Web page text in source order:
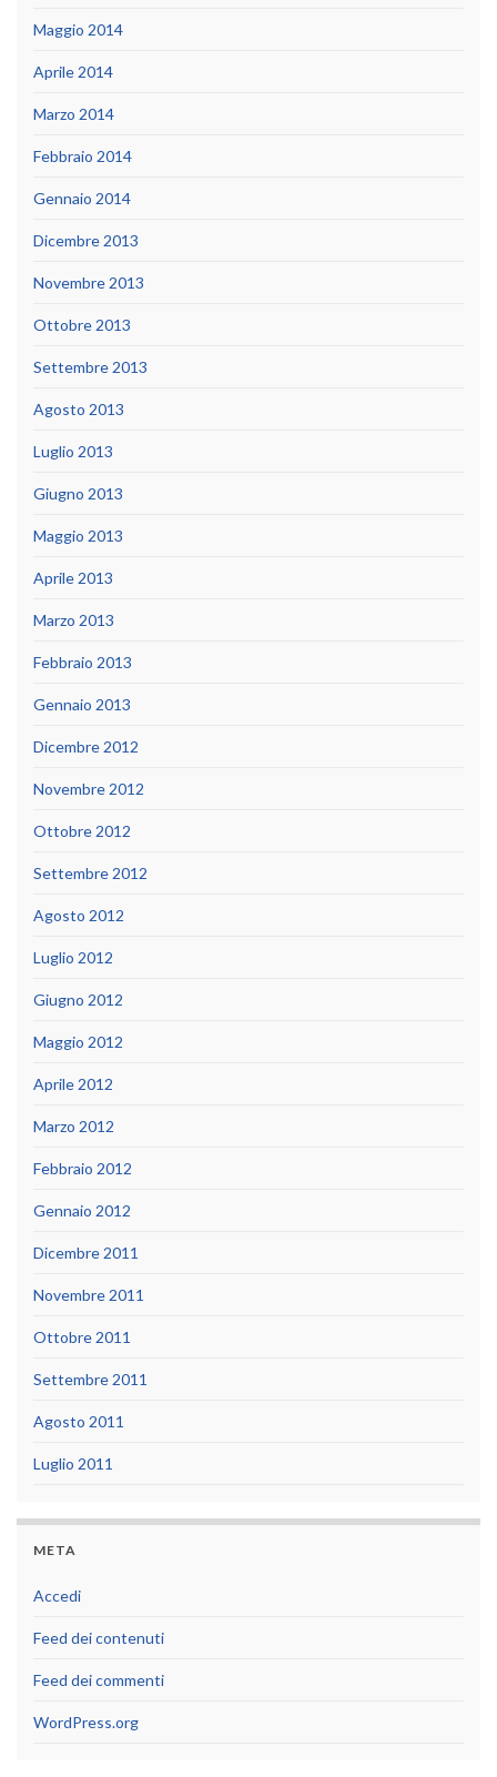
Maggio 2014
Aprile 2014
Marzo 2014
Febbraio 2014
Gennaio 2014
Dicembre 2013
Novembre 2013
Ottobre 2013
Settembre 2013
Agosto 2013
Luglio 2013
Giugno 2013
Maggio 2013
Aprile 2013
Marzo 2013
Febbraio 2013
Gennaio 2013
Dicembre 2012
Novembre 2012
Ottobre 2012
Settembre 2012
Agosto 2012
Luglio 2012
Giugno 2012
Maggio 2012
Aprile 2012
Marzo 2012
Febbraio 2012
Gennaio 2012
Dicembre 2011
Novembre 2011
Ottobre 2011
Settembre 2011
Agosto 2011
Luglio 2011
META
Accedi
Feed dei contenuti
Feed dei commenti
WordPress.org